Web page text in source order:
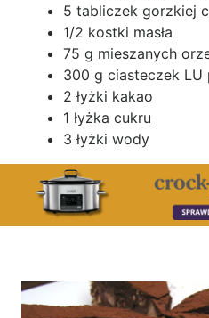
5 tabliczek gorzkiej
1/2 kostki masła
75 g mieszanych
300 g ciasteczek LU
2 łyżki kakao
1 łyżka cukru
3 łyżki wody